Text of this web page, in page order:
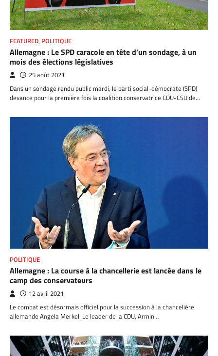
FEATURED, POLITIQUE
Allemagne : Le SPD caracole en tête d’un sondage, à un
mois des élections législatives
25 août 2021
Dans un sondage rendu public mardi, le parti social-démocrate (SPD)
devance pour la première fois la coalition conservatrice CDU-CSU de…
POLITIQUE
Allemagne : La course à la chancellerie est lancée dans le
camp des conservateurs
12 avril 2021
Le combat est désormais officiel pour la succession à la chancelière
allemande Angela Merkel. Le leader de la CDU, Armin…